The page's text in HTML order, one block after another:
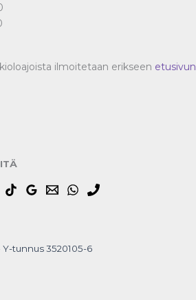
ilmoitetaan erikseen etusivun
Y-tunnus 3520105-6